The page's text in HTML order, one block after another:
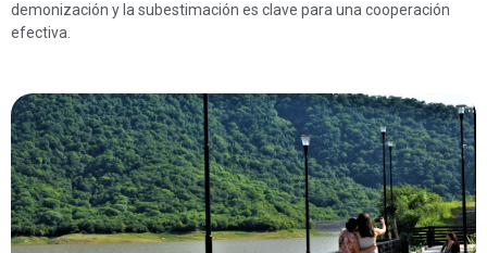
demonización y la subestimación es clave para una cooperación
efectiva.